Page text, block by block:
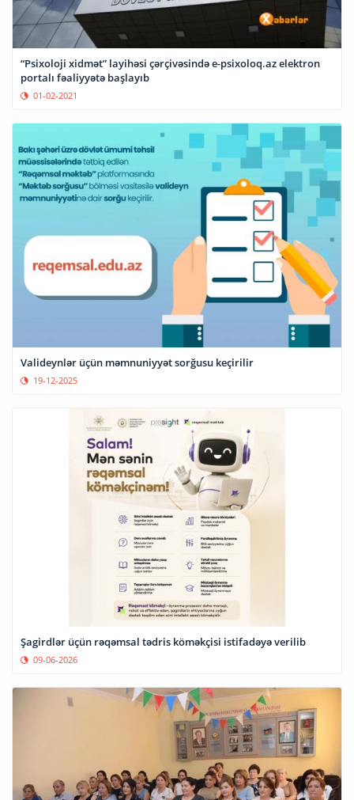
“Psixoloji xidmət” layihəsi çərçivəsində e-psixoloq.az elektron
portalı fəaliyyətə başlayıb
01-02-2021
Valideynlər üçün məmnuniyyət sorğusu keçirilir
19-12-2025
Şagirdlər üçün rəqəmsal tədris köməkçisi istifadəyə verilib
09-06-2026